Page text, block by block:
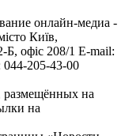
онлайн-медиа -
Київ,
офіс 208/1 E-mail:
044-205-43-00
размещённых на
на